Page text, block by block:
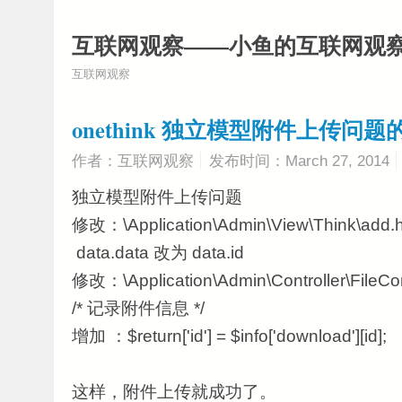
互联网观察——小鱼的互联网观
互联网观察
onethink 独立模型附件上传问题
作者：互联网观察 发布时间：March 27, 2014
独立模型附件上传问题
修改：
data.data 改为 data.id
修改：
/* 记录附件信息 */
增加 ：$return['id'] = $info['download'][id];
这样，附件上传就成功了。